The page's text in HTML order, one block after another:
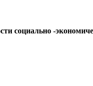
социально -